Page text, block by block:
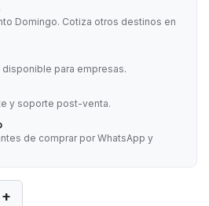
Domingo. Cotiza otros destinos en
para empresas.
y soporte post-venta.
de comprar por WhatsApp y
+